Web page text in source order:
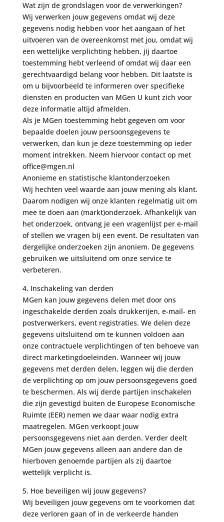
Wat zijn de grondslagen voor de verwerkingen?
Wij verwerken jouw gegevens omdat wij deze
gegevens nodig hebben voor het aangaan of het
uitvoeren van de overeenkomst met jou, omdat wij
een wettelijke verplichting hebben, jij daartoe
toestemming hebt verleend of omdat wij daar een
gerechtvaardigd belang voor hebben. Dit laatste is
om u bijvoorbeeld te informeren over specifieke
diensten en producten van MGen U kunt zich voor
deze informatie altijd afmelden.
Als je MGen toestemming hebt gegeven om voor
bepaalde doelen jouw persoonsgegevens te
verwerken, dan kun je deze toestemming op ieder
moment intrekken. Neem hiervoor contact op met
office@mgen.nl
Anonieme en statistische klantonderzoeken
Wij hechten veel waarde aan jouw mening als klant.
Daarom nodigen wij onze klanten regelmatig uit om
mee te doen aan (markt)onderzoek. Afhankelijk van
het onderzoek, ontvang je een vragenlijst per e-mail
of stellen we vragen bij een event. De resultaten van
dergelijke onderzoeken zijn anoniem. De gegevens
gebruiken we uitsluitend om onze service te
verbeteren.
4. Inschakeling van derden
MGen kan jouw gegevens delen met door ons
ingeschakelde derden zoals drukkerijen, e-mail- en
postverwerkers, event registraties. We delen deze
gegevens uitsluitend om te kunnen voldoen aan
onze contractuele verplichtingen of ten behoeve van
direct marketingdoeleinden. Wanneer wij jouw
gegevens met derden delen, leggen wij die derden
de verplichting op om jouw persoonsgegevens goed
te beschermen. Als wij derde partijen inschakelen
die zijn gevestigd buiten de Europese Economische
Ruimte (EER) nemen we daar waar nodig extra
maatregelen. MGen verkoopt jouw
persoonsgegevens niet aan derden. Verder deelt
MGen jouw gegevens alleen aan andere dan de
hierboven genoemde partijen als zij daartoe
wettelijk verplicht is.
5. Hoe beveiligen wij jouw gegevens?
Wij beveiligen jouw gegevens om te voorkomen dat
deze verloren gaan of in de verkeerde handen